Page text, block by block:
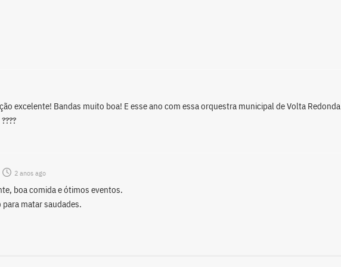
excelente! Bandas muito boa! E esse ano com essa orquestra municipal de Volta
2 anos ago
boa comida e ótimos eventos.
matar saudades.